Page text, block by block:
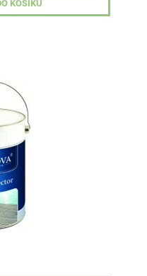
dřevin obsah balení